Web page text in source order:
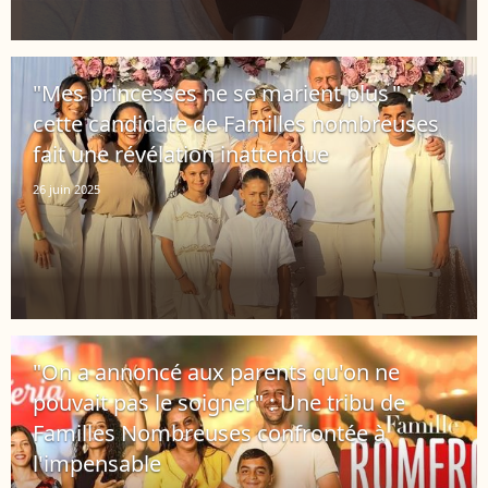
"Mes princesses ne se marient plus " :
cette candidate de Familles nombreuses
fait une révélation inattendue
26 juin 2025
"On a annoncé aux parents qu'on ne
pouvait pas le soigner" : Une tribu de
Familles Nombreuses confrontée à
l'impensable